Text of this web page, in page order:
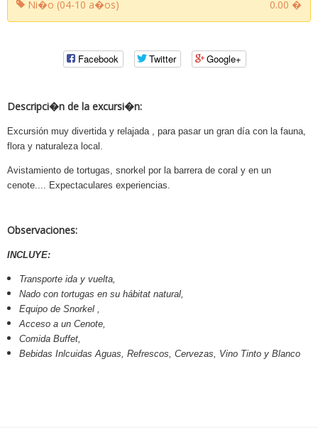
Ni�o (04-10 a�os)
0.00 �
Facebook Twitter Google+
Descripci�n de la excursi�n:
Excursión muy divertida y relajada , para pasar un gran día con la fauna,
flora y naturaleza local.
Avistamiento de tortugas, snorkel por la barrera de coral y en un
cenote.... Expectaculares experiencias.
Observaciones:
INCLUYE:
Transporte ida y vuelta,
Nado con tortugas en su hábitat natural,
Equipo de Snorkel ,
Acceso a un Cenote,
Comida Buffet,
Bebidas Inlcuidas Aguas, Refrescos, Cervezas, Vino Tinto y Blanco